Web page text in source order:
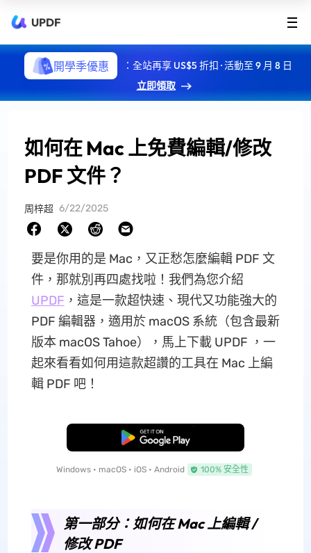
UPDF
開學季優惠
：全站再享 US$5 折扣 · 活動至 9 月 8 日
立即領取
如何在 Mac 上免費編輯/修改
PDF 文件？
周梓超 6/22/2025
要是你用的是 Mac，又正愁怎麼編輯 PDF 文
件，那就別再四處找啦！我們為您介紹
UPDF ，這是一款超快速、現代又功能強大的
PDF 編輯器，適用於 macOS 系統（包含最新
版本 macOS Tahoe），馬上下載 UPDF ，一
起來看看如何用這款超讚的工具在 Mac 上編
輯 PDF 吧！
免費下載
Windows • macOS • iOS • Android 100% 安全性
第一部分：如何在 Mac 上編輯 /
修改 PDF